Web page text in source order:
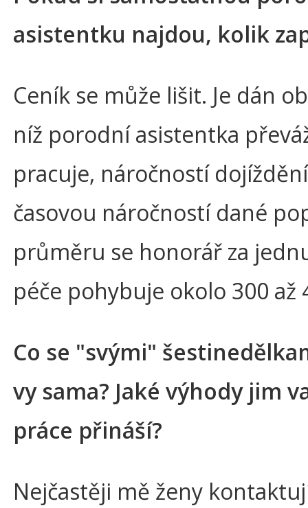
asistentku najdou, kolik
Ceník se může lišit. Je dán
níž porodní asistentka
pracuje, náročností
časovou náročností dané
průměru se honorář za
péče pohybuje okolo 300 až
Co se "svými"
vy sama? Jaké výhody jim
práce přináší?
Nejčastěji mě ženy